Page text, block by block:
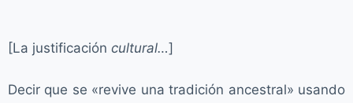
[La justificación cultural…]
Decir que se «revive una tradición ancestral» usando